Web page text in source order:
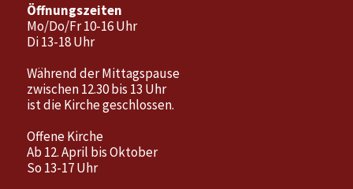
Öffnungszeiten
Mo/Do/Fr 10-16 Uhr
Di 13-18 Uhr
Während der Mittagspause
zwischen 12.30 bis 13 Uhr
ist die Kirche geschlossen.
Offene Kirche
Ab 12. April bis Oktober
So 13-17 Uhr